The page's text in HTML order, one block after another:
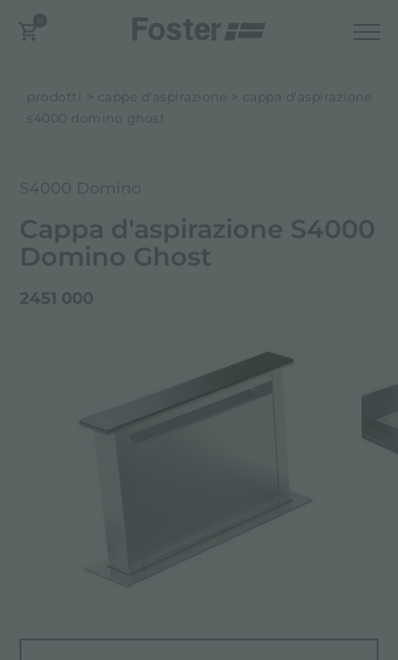
prodotti cappe d'aspirazione
cappa d'aspirazione
s4000 domino ghost
S4000 Domino
Cappa d'aspirazione S4000
Domino Ghost
2451 000